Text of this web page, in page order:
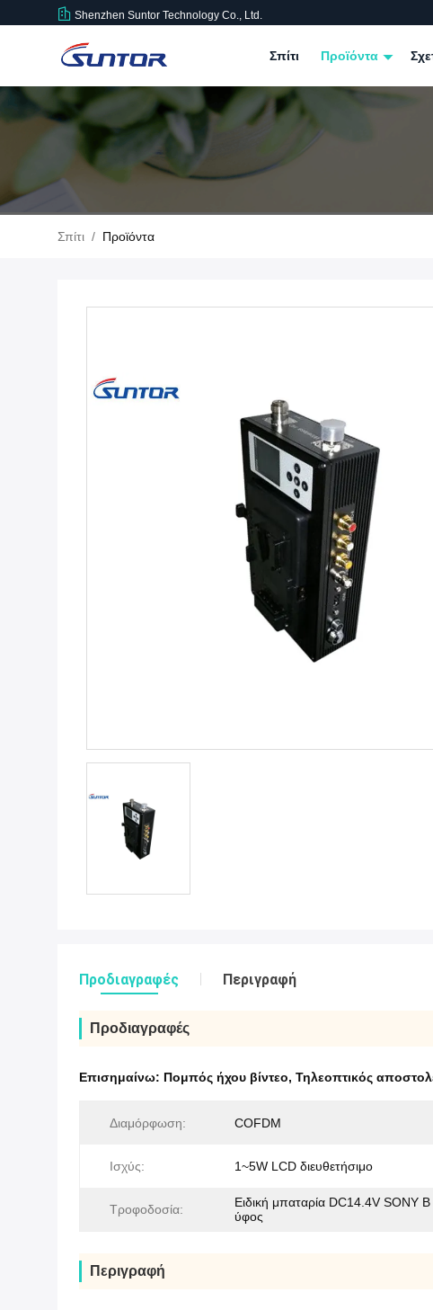
Shenzhen Suntor Technology Co., Ltd.
Σπίτι Προϊόντα
Σπίτι / Προϊόντα
Προδιαγραφές Περιγραφή
Προδιαγραφές
Επισημαίνω: Πομπός ήχου βίντεο, Τηλεοπτικός
Διαμόρφωση: COFDM
Ισχύς: 1~5W LCD διευθετήσιμο
Τροφοδοσία:
Ειδική μπαταρία DC14.4V SONY Β
ύφος
Περιγραφή